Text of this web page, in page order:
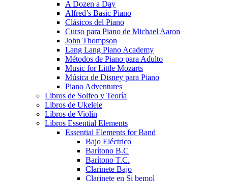
A Dozen a Day
Alfred’s Basic Piano
Clásicos del Piano
Curso para Piano de Michael Aaron
John Thompson
Lang Lang Piano Academy
Métodos de Piano para Adulto
Music for Little Mozarts
Música de Disney para Piano
Piano Adventures
Libros de Solfeo y Teoría
Libros de Ukelele
Libros de Violín
Libros Essential Elements
Essential Elements for Band
Bajo Eléctrico
Barítono B.C
Barítono T.C.
Clarinete Bajo
Clarinete en Si bemol